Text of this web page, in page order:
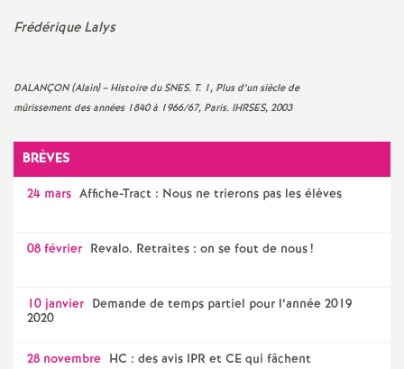
T
o
u
r
Frédérique Lalys
DALANÇON (Alain) – Histoire du SNES. T. 1, Plus d’un siècle de
mûrissement des années 1840 à 1966/67, Paris. IHRSES, 2003
BRÈVES
24 mars Affiche-Tract : Nous ne trierons pas les élèves
08 février Revalo. Retraites : on se fout de nous!
10 janvier Demande de temps partiel pour l’année 2019
2020
28 novembre HC : des avis IPR et CE qui fâchent